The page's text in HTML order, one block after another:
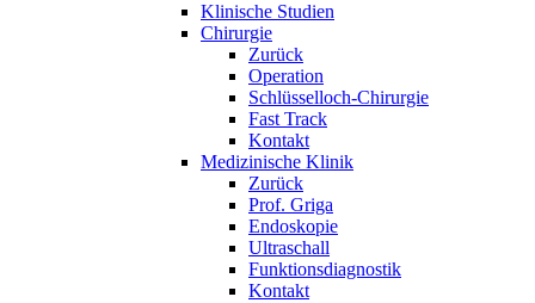
Klinische Studien
Chirurgie
Zurück
Operation
Schlüsselloch-Chirurgie
Fast Track
Kontakt
Medizinische Klinik
Zurück
Prof. Griga
Endoskopie
Ultraschall
Funktionsdiagnostik
Kontakt